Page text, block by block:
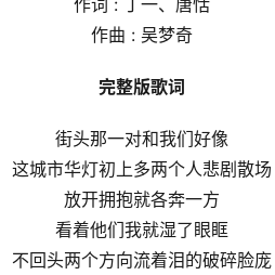
作词 : 丁一、唐恬
作曲 : 吴梦奇
完整版歌词
街头那一对和我们好像
这城市华灯初上多两个人悲剧散场
放开拥抱就各奔一方
看着他们我就湿了眼眶
不回头两个方向流着泪的破碎脸庞